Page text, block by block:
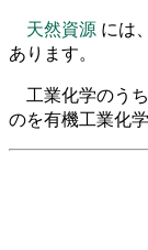
天然資源 には
あります。
工業化学のうち
のを有機工業化